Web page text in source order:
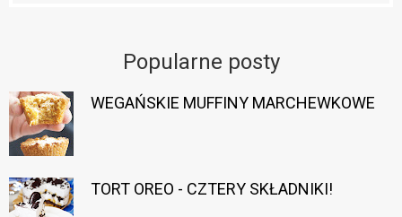
Popularne posty
WEGAŃSKIE MUFFINY MARCHEWKOWE
TORT OREO - CZTERY SKŁADNIKI!